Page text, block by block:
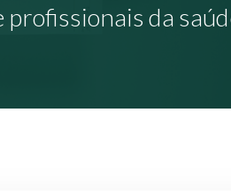
profissionais da